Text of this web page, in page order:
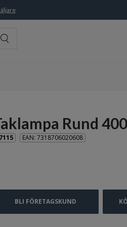
Rund
EAN: 7318706020608
BLI FÖRETAGSKUND